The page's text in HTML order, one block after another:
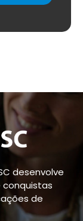
desenvolve
conquistas
de